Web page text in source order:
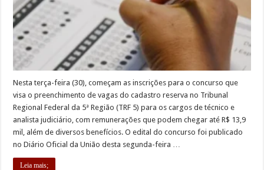
Nesta terça-feira (30), começam as inscrições para o concurso que
visa o preenchimento de vagas do cadastro reserva no Tribunal
Regional Federal da 5ª Região (TRF 5) para os cargos de técnico e
analista judiciário, com remunerações que podem chegar até R$ 13,9
mil, além de diversos benefícios. O edital do concurso foi publicado
no Diário Oficial da União desta segunda-feira …
Leia mais;